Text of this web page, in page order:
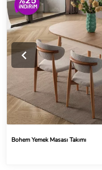
Bohem Yemek Masası Takımı